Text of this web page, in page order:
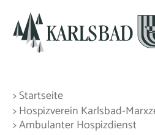
> Startseite
> Hospizverein Karlsbad-
> Ambulanter Hospizdienst